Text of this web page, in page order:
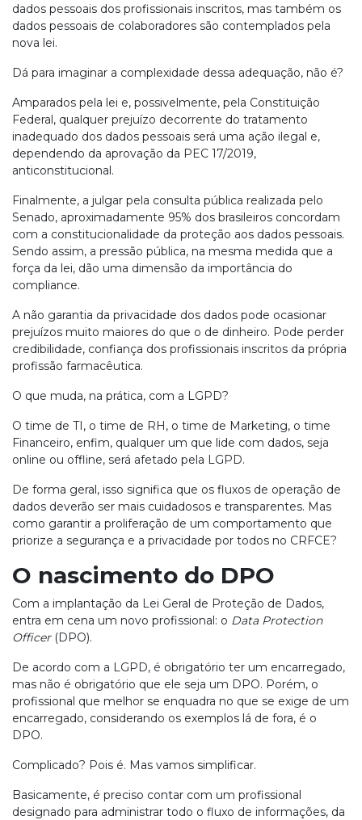
dados pessoais dos profissionais inscritos, mas também os
dados pessoais de colaboradores são contemplados pela
nova lei.
Dá para imaginar a complexidade dessa adequação, não é?
Amparados pela lei e, possivelmente, pela Constituição
Federal, qualquer prejuízo decorrente do tratamento
inadequado dos dados pessoais será uma ação ilegal e,
dependendo da aprovação da PEC 17/2019,
anticonstitucional.
Finalmente, a julgar pela consulta pública realizada pelo
Senado, aproximadamente 95% dos brasileiros concordam
com a constitucionalidade da proteção aos dados pessoais.
Sendo assim, a pressão pública, na mesma medida que a
força da lei, dão uma dimensão da importância do
compliance.
A não garantia da privacidade dos dados pode ocasionar
prejuízos muito maiores do que o de dinheiro. Pode perder
credibilidade, confiança dos profissionais inscritos da própria
profissão farmacêutica.
O que muda, na prática, com a LGPD?
O time de TI, o time de RH, o time de Marketing, o time
Financeiro, enfim, qualquer um que lide com dados, seja
online ou offline, será afetado pela LGPD.
De forma geral, isso significa que os fluxos de operação de
dados deverão ser mais cuidadosos e transparentes. Mas
como garantir a proliferação de um comportamento que
priorize a segurança e a privacidade por todos no CRFCE?
O nascimento do DPO
Com a implantação da Lei Geral de Proteção de Dados,
entra em cena um novo profissional: o Data Protection
Officer(DPO).
De acordo com a LGPD, é obrigatório ter um encarregado,
mas não é obrigatório que ele seja um DPO. Porém, o
profissional que melhor se enquadra no que se exige de um
encarregado, considerando os exemplos lá de fora, é o
DPO.
Complicado? Pois é. Mas vamos simplificar.
Basicamente, é preciso contar com um profissional
designado para administrar todo o fluxo de informações, da